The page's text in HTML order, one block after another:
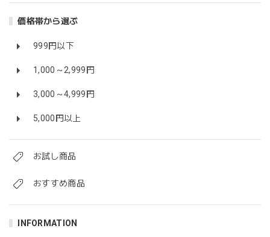
価格帯から選ぶ
999円以下
1,000～2,999円
3,000～4,999円
5,000円以上
お試し商品
おすすめ商品
INFORMATION